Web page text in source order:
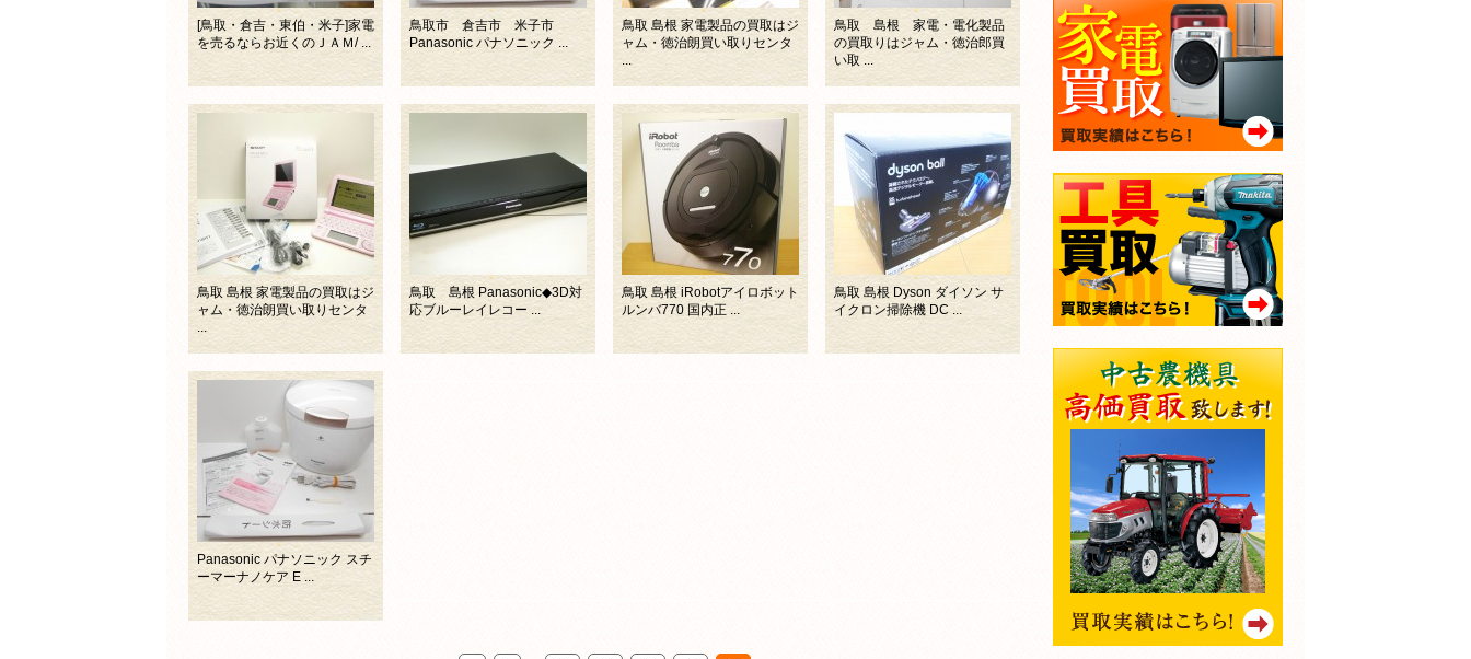
[鳥取・倉吉・東伯・米子]家電
を売るならお近くのＪＡＭ/ ...
鳥取市 倉吉市 米子市
Panasonic パナソニック ...
鳥取 島根 家電製品の買取はジ
ャム・徳治朗買い取りセンタ
...
鳥取 島根 家電・電化製品
の買取りはジャム・徳治郎買
い取 ...
鳥取 島根 家電製品の買取はジ
ャム・徳治朗買い取りセンタ
...
鳥取 島根 Panasonic◆3D対
応ブルーレイレコー ...
鳥取 島根 iRobotアイロボット
ルンバ770 国内正 ...
鳥取 島根 Dyson ダイソン サ
イクロン掃除機 DC ...
Panasonic パナソニック スチ
ーマーナノケア E ...